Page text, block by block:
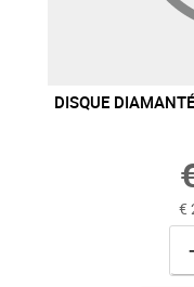
DISQUE
€